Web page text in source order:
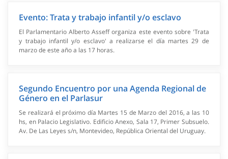
Evento: Trata y trabajo infantil y/o esclavo
El Parlamentario Alberto Asseff organiza este evento sobre 'Trata
y trabajo infantil y/o esclavo' a realizarse el día martes 29 de
marzo de este año a las 17 horas.
Segundo Encuentro por una Agenda Regional de
Género en el Parlasur
Se realizará el próximo día Martes 15 de Marzo del 2016, a las 10
hs, en Palacio Legislativo. Edificio Anexo, Sala 17, Primer Subsuelo.
Av. De Las Leyes s/n, Montevideo, República Oriental del Uruguay.